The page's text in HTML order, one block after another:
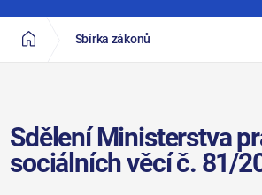
Sbírka zákonů
Sdělení Ministerstva
sociálních věcí č. 81/